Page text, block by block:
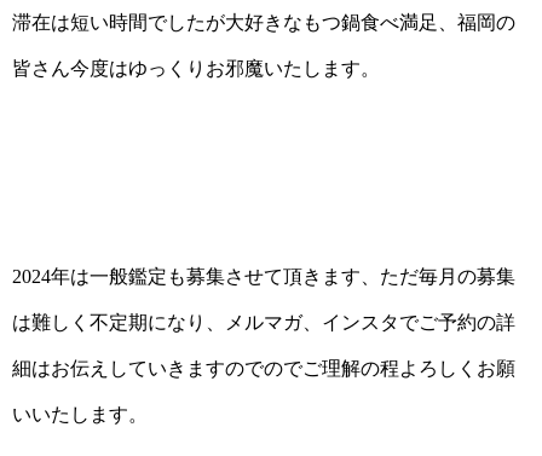
滞在は短い時間でしたが大好きなもつ鍋食べ満足、福岡の
皆さん今度はゆっくりお邪魔いたします。
2024年は一般鑑定も募集させて頂きます、ただ毎月の募集
は難しく不定期になり、メルマガ、インスタでご予約の詳
細はお伝えしていきますのでのでご理解の程よろしくお願
いいたします。